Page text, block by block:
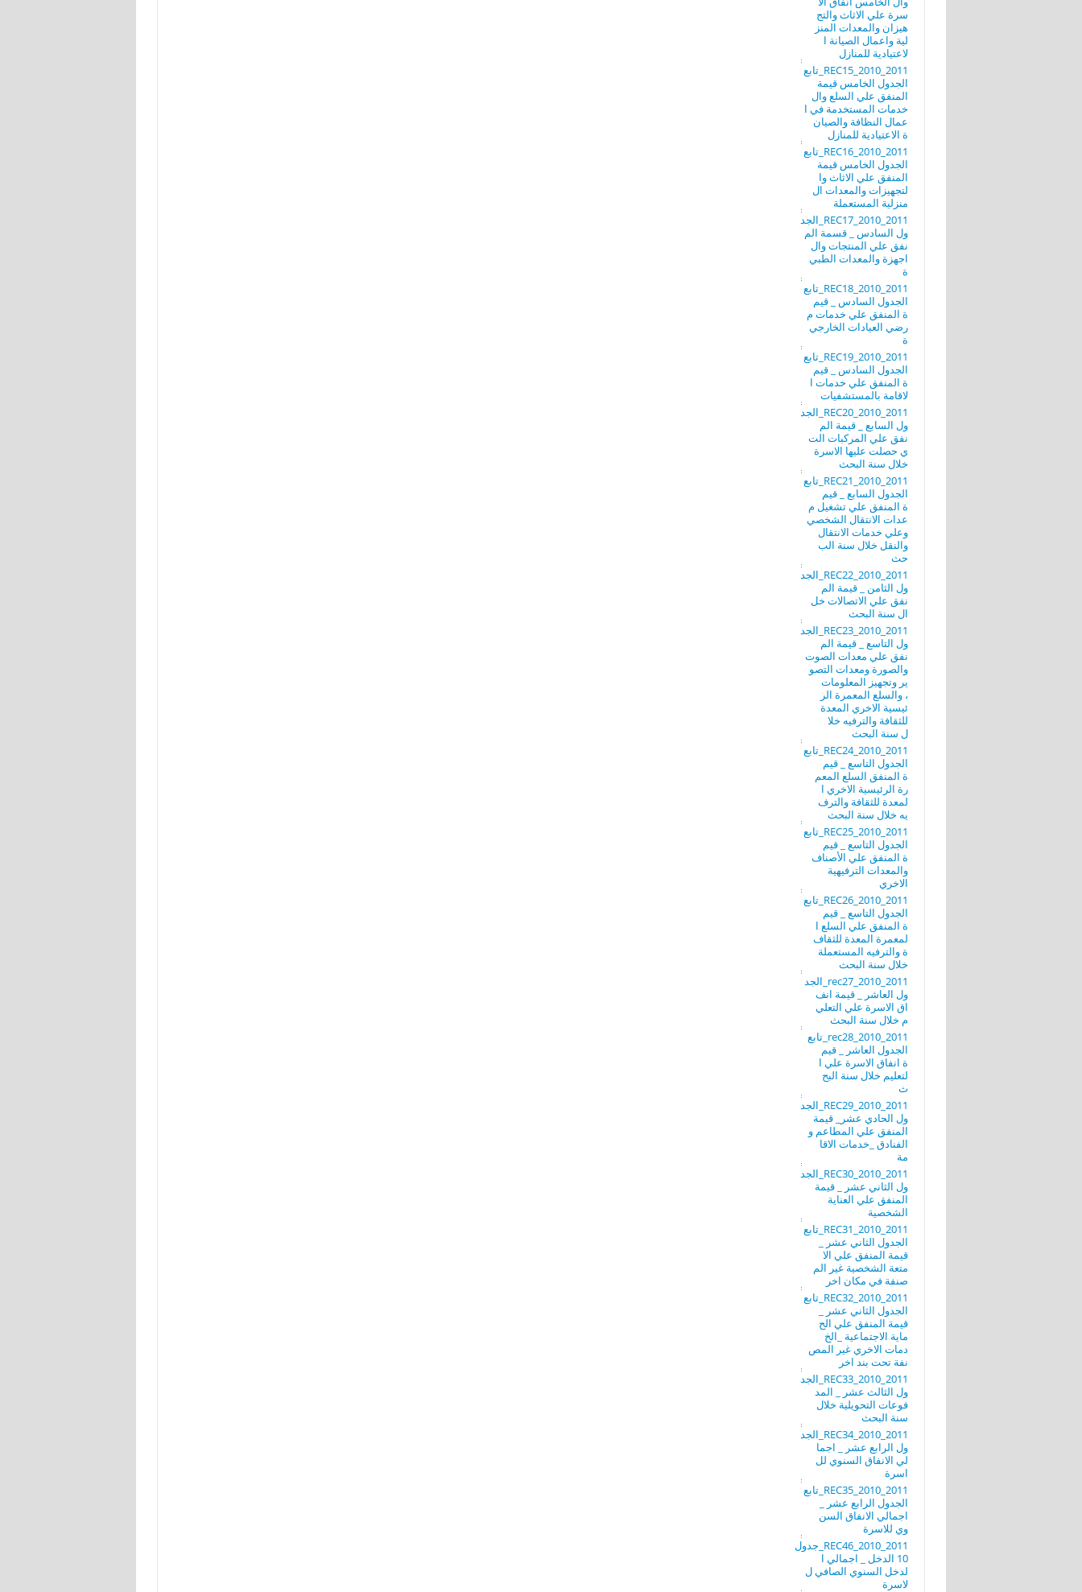
سرة علي الاثاث والتج
هيزان والمعدات المنز
لية واعمال الصيانة ا
لاعتيادية للمنازل
REC15_2010_2011_تابع
الجدول الخامس قيمة
المنفق علي السلع وال
خدمات المستخدمة في ا
عمال النظافة والصيان
ة الاعتيادية للمنازل
REC16_2010_2011_تابع
الجدول الخامس قيمة
المنفق علي الاثاث وا
لتجهيزات والمعدات ال
منزلية المستعملة
REC17_2010_2011_الجد
ول السادس _ قسمة الم
نفق علي المنتجات وال
اجهزة والمعدات الطبي
ة
REC18_2010_2011_تابع
الجدول السادس _ قيم
ة المنفق علي خدمات م
رضي العيادات الخارجي
ة
REC19_2010_2011_تابع
الجدول السادس _ قيم
ة المنفق علي خدمات ا
لاقامة بالمستشفيات
REC20_2010_2011_الجد
ول السابع _ قيمة الم
نفق علي المركبات الت
ي حصلت عليها الاسرة
خلال سنة البحث
REC21_2010_2011_تابع
الجدول السابع _ قيم
ة المنفق علي تشغيل م
عدات الانتقال الشخصي
وعلي خدمات الانتقال
والنقل خلال سنة الب
حث
REC22_2010_2011_الجد
ول الثامن _ قيمة الم
نفق علي الاتصالات خل
ال سنة البحث
REC23_2010_2011_الجد
ول التاسع _ قيمة الم
نفق علي معدات الصوت
والصورة ومعدات التصو
ير وتجهيز المعلومات
، والسلع المعمرة الر
ئيسية الاخري المعدة
للثقافة والترفيه خلا
ل سنة البحث
REC24_2010_2011_تابع
الجدول التاسع _ قيم
ة المنفق السلع المعم
رة الرئيسية الاخري ا
لمعدة للثقافة والترف
يه خلال سنة البحث
REC25_2010_2011_تابع
الجدول التاسع _ قيم
ة المنفق علي الأصناف
والمعدات الترفيهية
الاخري
REC26_2010_2011_تابع
الجدول التاسع _ قيم
ة المنفق علي السلع ا
لمعمرة المعدة للثقاف
ة والترفيه المستعملة
خلال سنة البحث
rec27_2010_2011_الجد
ول العاشر _ قيمة انف
اق الاسرة علي التعلي
م خلال سنة البحث
rec28_2010_2011_تابع
الجدول العاشر _ قيم
ة انفاق الاسرة علي ا
لتعليم خلال سنة البح
ث
REC29_2010_2011_الجد
ول الحادي عشر_ قيمة
المنفق علي المطاعم و
الفنادق _خدمات الاقا
مة
REC30_2010_2011_الجد
ول الثاني عشر _ قيمة
المنفق علي العناية
الشخصية
REC31_2010_2011_تابع
الجدول الثاني عشر _
قيمة المنفق علي الا
متعة الشخصية غير الم
صنفة في مكان اخر
REC32_2010_2011_تابع
الجدول الثاني عشر _
قيمة المنفق علي الح
ماية الاجتماعية _الخ
دمات الاخري غير المص
نفة تحت بند اخر
REC33_2010_2011_الجد
ول الثالث عشر _ المد
فوعات التحويلية خلال
سنة البحث
REC34_2010_2011_الجد
ول الرابع عشر _ اجما
لي الانفاق السنوي لل
اسرة
REC35_2010_2011_تابع
الجدول الرابع عشر _
اجمالي الانفاق السن
وي للاسرة
REC46_2010_2011_جدول
10 الدخل _ اجمالي ا
لدخل السنوي الصافي ل
لاسرة